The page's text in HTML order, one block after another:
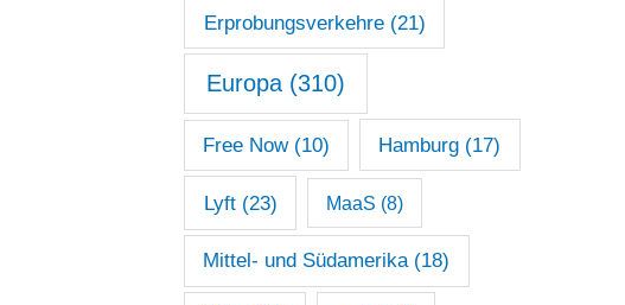
Erprobungsverkehre(21)
Europa(310)
Free Now(10) Hamburg (17)
Lyft(23) MaaS (8)
Mittel- und Südamerika(18)